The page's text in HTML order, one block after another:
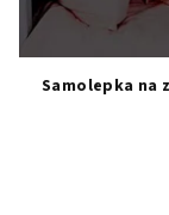
Samolepka na